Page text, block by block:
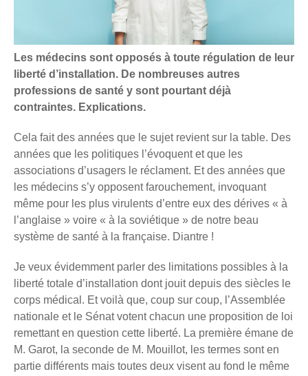
Les médecins sont opposés à toute régulation de leur
liberté d’installation. De nombreuses autres
professions de santé y sont pourtant déjà
contraintes. Explications.
Cela fait des années que le sujet revient sur la table. Des
années que les politiques l’évoquent et que les
associations d’usagers le réclament. Et des années que
les médecins s’y opposent farouchement, invoquant
même pour les plus virulents d’entre eux des dérives « à
l’anglaise » voire « à la soviétique » de notre beau
système de santé à la française. Diantre !
Je veux évidemment parler des limitations possibles à la
liberté totale d’installation dont jouit depuis des siècles le
corps médical. Et voilà que, coup sur coup, l’Assemblée
nationale et le Sénat votent chacun une proposition de loi
remettant en question cette liberté. La première émane de
M. Garot, la seconde de M. Mouillot, les termes sont en
partie différents mais toutes deux visent au fond le même